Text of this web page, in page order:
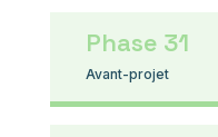
Phase 31
Avant-projet